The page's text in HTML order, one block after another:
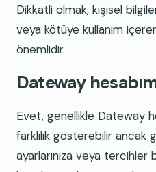
Dikkatli olmak, kişisel
veya kötüye kullanım
önemlidir.
Dateway
Evet, genellikle Dateway
farklılık gösterebilir ancak
ayarlarınıza veya